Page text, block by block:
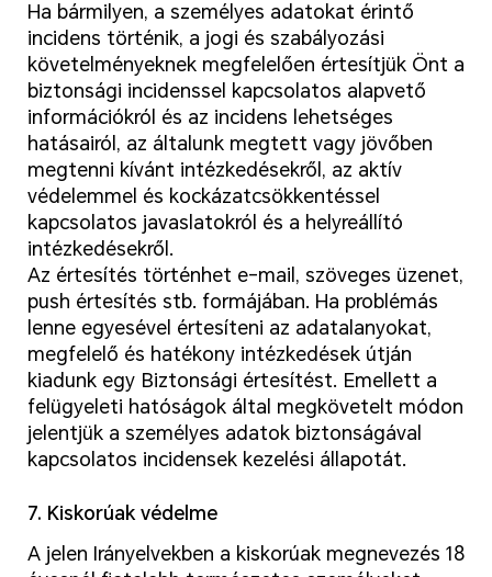
Ha bármilyen, a személyes adatokat érintő
incidens történik, a jogi és szabályozási
követelményeknek megfelelően értesítjük Önt a
biztonsági incidenssel kapcsolatos alapvető
információkról és az incidens lehetséges
hatásairól, az általunk megtett vagy jövőben
megtenni kívánt intézkedésekről, az aktív
védelemmel és kockázatcsökkentéssel
kapcsolatos javaslatokról és a helyreállító
intézkedésekről.
Az értesítés történhet e-mail, szöveges üzenet,
push értesítés stb. formájában. Ha problémás
lenne egyesével értesíteni az adatalanyokat,
megfelelő és hatékony intézkedések útján
kiadunk egy Biztonsági értesítést. Emellett a
felügyeleti hatóságok által megkövetelt módon
jelentjük a személyes adatok biztonságával
kapcsolatos incidensek kezelési állapotát.
7. Kiskorúak védelme
A jelen Irányelvekben a kiskorúak megnevezés 18